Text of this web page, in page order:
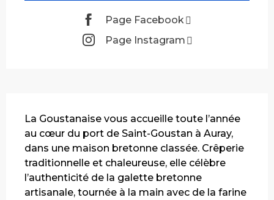
Page Facebook
Page Instagram
La Goustanaise vous accueille toute l’année
au cœur du port de Saint-Goustan à Auray,
dans une maison bretonne classée. Crêperie
traditionnelle et chaleureuse, elle célèbre
l’authenticité de la galette bretonne
artisanale, tournée à la main avec de la farine